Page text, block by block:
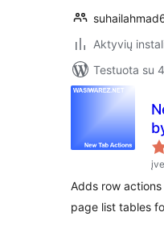
Aktyvių
Testuota su
Adds row
page list tables